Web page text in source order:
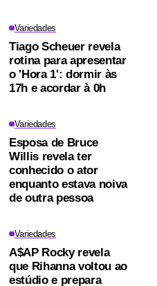
Variedades
Tiago Scheuer revela
rotina para apresentar
o 'Hora 1': dormir às
17h e acordar à 0h
Variedades
Esposa de Bruce
Willis revela ter
conhecido o ator
enquanto estava noiva
de outra pessoa
Variedades
A$AP Rocky revela
que Rihanna voltou ao
estúdio e prepara